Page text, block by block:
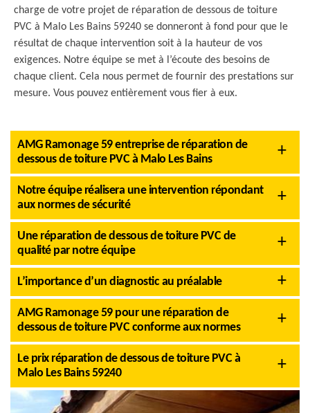
charge de votre projet de réparation de dessous de toiture
PVC à Malo Les Bains 59240 se donneront à fond pour que le
résultat de chaque intervention soit à la hauteur de vos
exigences. Notre équipe se met à l’écoute des besoins de
chaque client. Cela nous permet de fournir des prestations sur
mesure. Vous pouvez entièrement vous fier à eux.
AMG Ramonage 59 entreprise de réparation de
dessous de toiture PVC à Malo Les Bains
Notre équipe réalisera une intervention répondant
aux normes de sécurité
Une réparation de dessous de toiture PVC de
qualité par notre équipe
L’importance d’un diagnostic au préalable
AMG Ramonage 59 pour une réparation de
dessous de toiture PVC conforme aux normes
Le prix réparation de dessous de toiture PVC à
Malo Les Bains 59240